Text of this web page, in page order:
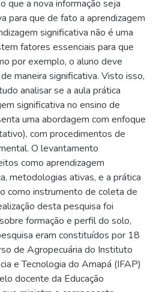
que a nova informação seja
para que de fato a aprendizagem
significativa não é uma
fatores essenciais para que
por exemplo, o aluno deve
maneira significativa. Visto isso,
analisar se a aula prática
significativa no ensino de
uma abordagem com enfoque
com procedimentos de
O levantamento
como aprendizagem
metodologias ativas, e a prática
como instrumento de coleta de
desta pesquisa foi
formação e perfil do solo,
eram constituídos por 18
de Agropecuária do Instituto
e Tecnologia do Amapá (IFAP)
docente da Educação